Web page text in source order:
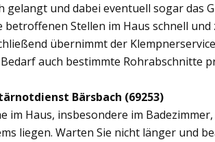
gelangt und dabei eventuell sogar das
Stellen im Haus schnell
übernimmt der
auch bestimmte Rohrabschnitte
Bärsbach (69253)
im Haus, insbesondere im
liegen. Warten Sie nicht länger und